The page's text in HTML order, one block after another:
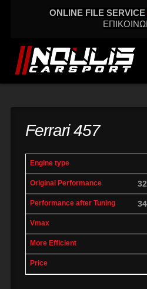
ONLINE FILE SERVICE
Ferrari 457
engine
type
performance